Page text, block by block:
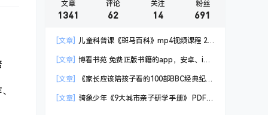
文章
1341
评论
62
关注
14
粉丝
691
[文章]
儿童科普课《斑马百科》mp4视频课程 20
[文章]
博看书苑 免费正版书籍的app，安卓、iOS
[文章]
《家长应该陪孩子看的100部BBC经典纪录
[文章]
骑象少年《9大城市亲子研学手册》 PDF格